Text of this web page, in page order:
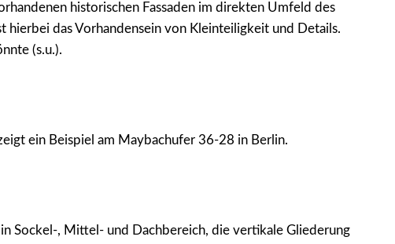
historischen Fassaden im direkten Umfeld des
das Vorhandensein von Kleinteiligkeit und Details.
(s.u.).
ein Beispiel am Maybachufer 36-28 in Berlin.
Sockel-, Mittel- und Dachbereich, die vertikale Gliederung